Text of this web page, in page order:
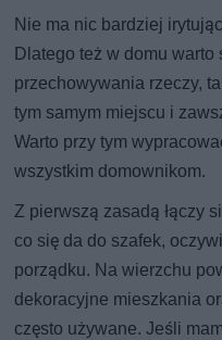
Nie ma nic bardziej
Dlatego też w domu warto
przechowywania rzeczy,
tym samym miejscu i
Warto przy tym
wszystkim domownikom.
Z pierwszą zasadą łączy
co się da do szafek,
porządku. Na wierzchu
dekoracyjne mieszkania
często używane. Jeśli